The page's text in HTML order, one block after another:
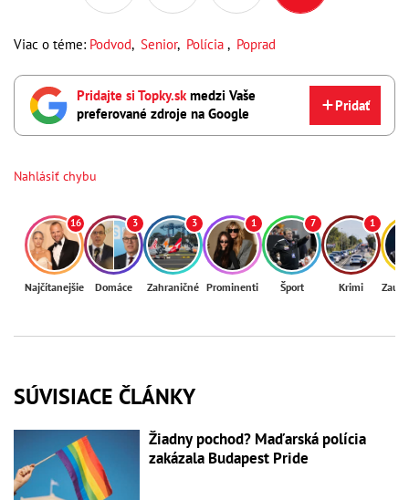
Viac o téme: Podvod, Senior, Polícia , Poprad
Pridajte si Topky.skmedzi Vaše
preferované zdroje na Google
Pridať
Nahlásiť chybu
16
Najčítanejšie
3
Domáce
3
Zahraničné
1
Prominenti
7
Šport
1
Krimi
SÚVISIACE ČLÁNKY
Žiadny pochod? Maďarská polícia
zakázala Budapest Pride